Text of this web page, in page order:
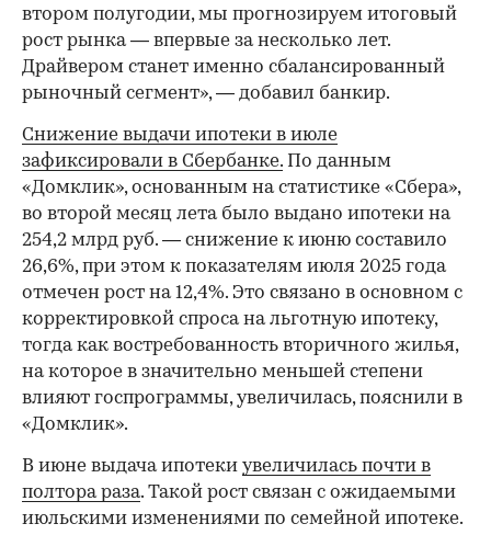
втором полугодии, мы прогнозируем итоговый
рост рынка — впервые за несколько лет.
Драйвером станет именно сбалансированный
рыночный сегмент», — добавил банкир.
Снижение выдачи ипотеки в июле
зафиксировали в Сбербанке. По данным
«Домклик», основанным на статистике «Сбера»,
во второй месяц лета было выдано ипотеки на
254,2 млрд руб. — снижение к июню составило
26,6%, при этом к показателям июля 2025 года
отмечен рост на 12,4%. Это связано в основном с
корректировкой спроса на льготную ипотеку,
тогда как востребованность вторичного жилья,
на которое в значительно меньшей степени
влияют госпрограммы, увеличилась, пояснили в
«Домклик».
В июне выдача ипотеки увеличилась почти в
полтора раза. Такой рост связан с ожидаемыми
июльскими изменениями по семейной ипотеке.